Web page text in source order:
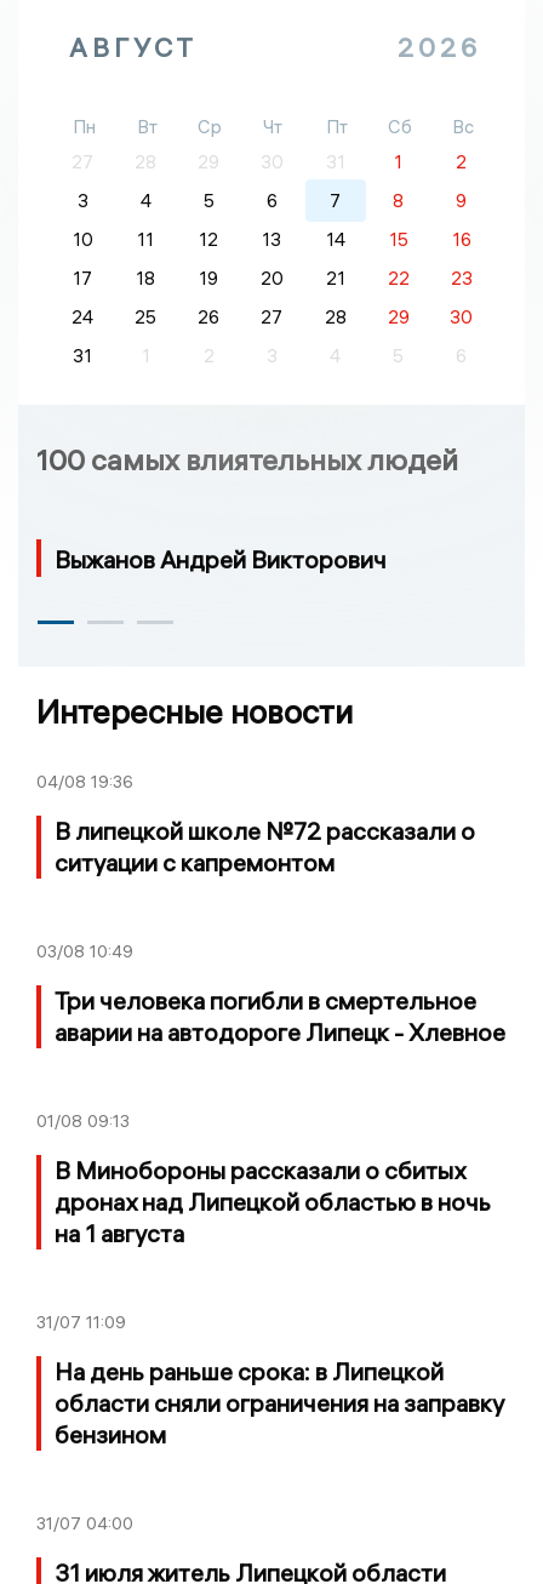
АВГУСТ 2026
Пн Вт Ср Чт Пт Сб
Вс
27
28 29 30 31 1
2
3
4 5 6 7 8
9
10
11 12 13 14 15
16
17
18 19 20 21 22
23
24
25 26 27 28 29
30
31
1 2 3 4 5 6
100 самых влиятельных людей
Выжанов Андрей Викторович
Интересные новости
04/08 19:36
В липецкой школе №72 рассказали о
ситуации с капремонтом
03/08 10:49
Три человека погибли в смертельное
аварии на автодороге Липецк - Хлевное
01/08 09:13
В Минобороны рассказали о сбитых
дронах над Липецкой областью в ночь
на 1 августа
31/07 11:09
На день раньше срока: в Липецкой
области сняли ограничения на заправку
бензином
31/07 04:00
31 июля житель Липецкой области